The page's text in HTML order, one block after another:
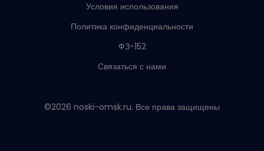
Условия использования
Политика конфиденциальности
ФЗ-152
Связаться с нами
©2026 noski-omsk.ru. Все права защищены